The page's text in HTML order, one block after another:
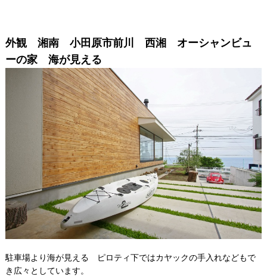
外観 湘南 小田原市前川 西湘 オーシャンビュ
ーの家 海が見える
駐車場より海が見える ピロティ下ではカヤックの手入れなどもで
き広々としています。